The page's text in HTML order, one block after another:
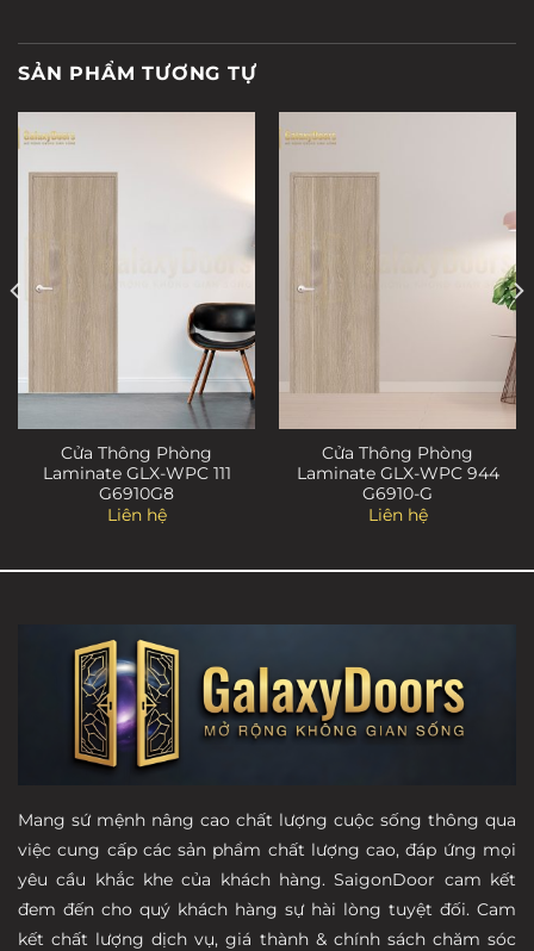
SẢN PHẨM TƯƠNG TỰ
Cửa Thông Phòng
Laminate GLX-WPC 111
G6910G8
Liên hệ
Cửa Thông Phòng
Laminate GLX-WPC 944
G6910-G
Liên hệ
Mang sứ mệnh nâng cao chất lượng cuộc sống thông qua
việc cung cấp các sản phẩm chất lượng cao, đáp ứng mọi
yêu cầu khắc khe của khách hàng. SaigonDoor cam kết
đem đến cho quý khách hàng sự hài lòng tuyệt đối. Cam
kết chất lượng dịch vụ, giá thành & chính sách chăm sóc